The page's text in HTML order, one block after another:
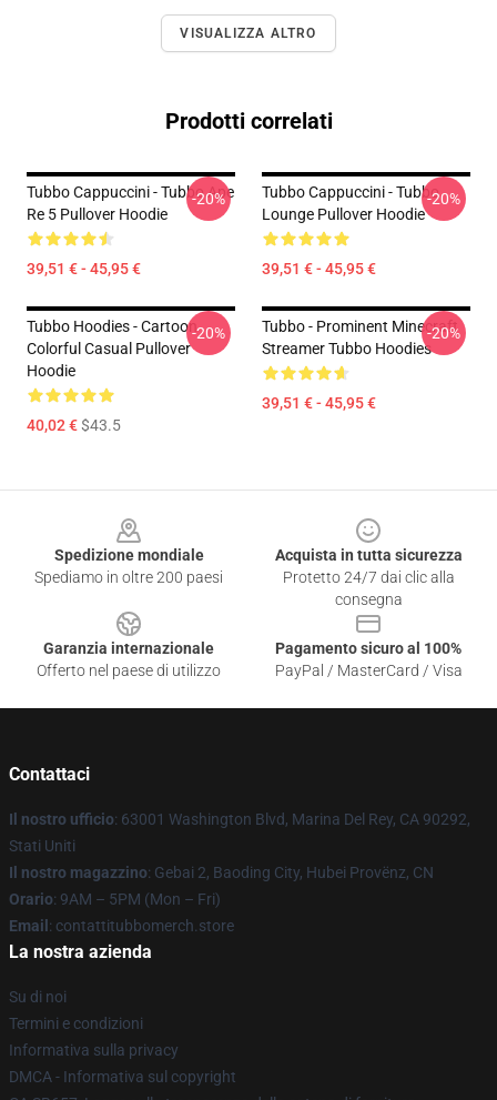
VISUALIZZA ALTRO
Prodotti correlati
Tubbo Cappuccini - Tubbo Ape
Re 5 Pullover Hoodie
39,51 € - 45,95 €
-20%
Tubbo Cappuccini - Tubbo
Lounge Pullover Hoodie
39,51 € - 45,95 €
-20%
Tubbo Hoodies - Cartoon
Colorful Casual Pullover
Hoodie
40,02 €$43.5
-20%
Tubbo - Prominent Minecraft
Streamer Tubbo Hoodies
39,51 € - 45,95 €
-20%
Spedizione mondiale
Spediamo in oltre 200 paesi
Acquista in tutta sicurezza
Protetto 24/7 dai clic alla
consegna
Garanzia internazionale
Offerto nel paese di utilizzo
Pagamento sicuro al 100%
PayPal / MasterCard / Visa
Contattaci
Il nostro ufficio: 63001 Washington Blvd, Marina Del Rey, CA 90292,
Stati Uniti
Il nostro magazzino: Gebai 2, Baoding City, Hubei Provënz, CN
Orario: 9AM – 5PM (Mon – Fri)
Email : contattitubbomerch.store
La nostra azienda
Su di noi
Termini e condizioni
Informativa sulla privacy
DMCA - Informativa sul copyright